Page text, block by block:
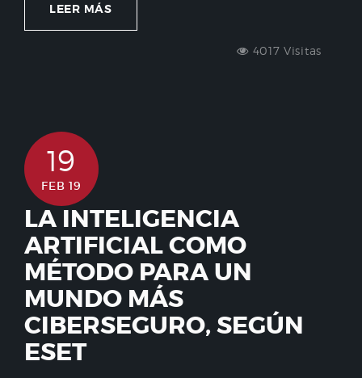
LEER MÁS
4017 Visitas
19
FEB 19
LA INTELIGENCIA
ARTIFICIAL COMO
MÉTODO PARA UN
MUNDO MÁS
CIBERSEGURO, SEGÚN
ESET